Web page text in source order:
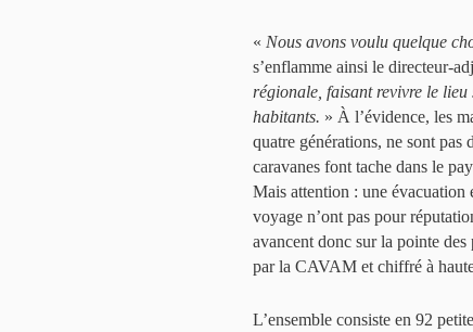
« Nous avons voulu quelque
s’enflamme ainsi le directeur-
régionale, faisant revivre le lieu
habitants. » À l’évidence, les
quatre générations, ne sont pas
caravanes font tache dans le
Mais attention : une évacuation
voyage n’ont pas pour
avancent donc sur la pointe
par la CAVAM et chiffré à
L’ensemble consiste en 92